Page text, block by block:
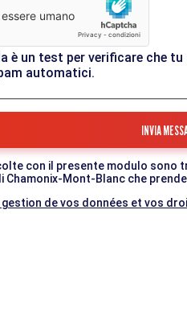
è un test per verificare che
di spam automatici.
con il presente modulo sono
Chamonix-Mont-Blanc che
gestion de vos données et vos